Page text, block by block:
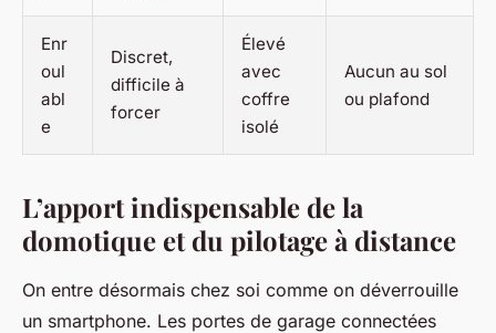
Enr
oul
abl
e
Discret,
difficile à
forcer
Élevé
avec
coffre
isolé
Aucun au sol
ou plafond
L’apport indispensable de la
domotique et du pilotage à distance
On entre désormais chez soi comme on déverrouille
un smartphone. Les portes de garage connectées